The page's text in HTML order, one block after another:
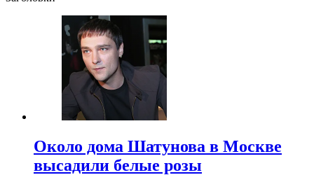
Около дома Шатунова в Москве
высадили белые розы